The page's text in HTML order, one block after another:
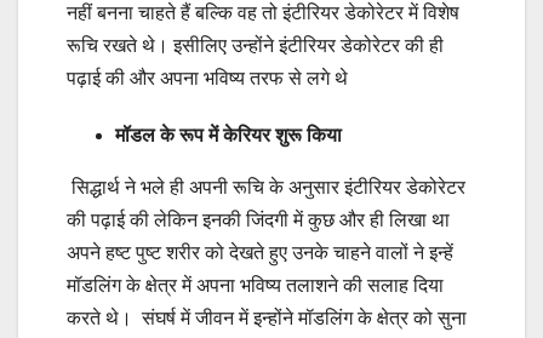
नहीं बनना चाहते हैं बल्कि वह तो इंटीरियर डेकोरेटर में विशेष
रूचि रखते थे। इसीलिए उन्होंने इंटीरियर डेकोरेटर की ही
पढ़ाई की और अपना भविष्य तरफ से लगे थे
मॉडल के रूप में केरियर शुरू किया
सिद्धार्थ ने भले ही अपनी रूचि के अनुसार इंटीरियर डेकोरेटर
की पढ़ाई की लेकिन इनकी जिंदगी में कुछ और ही लिखा था
अपने हष्ट पुष्ट शरीर को देखते हुए उनके चाहने वालों ने इन्हें
मॉडलिंग के क्षेत्र में अपना भविष्य तलाशने की सलाह दिया
करते थे। संघर्ष में जीवन में इन्होंने मॉडलिंग के क्षेत्र को सुना